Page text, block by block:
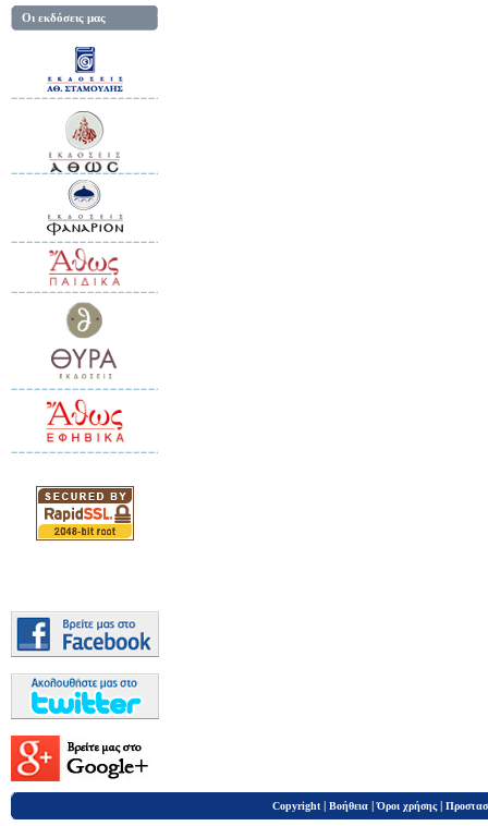
Οι εκδόσεις μας
Copyright | Βοήθεια |Όροι χρήσης |